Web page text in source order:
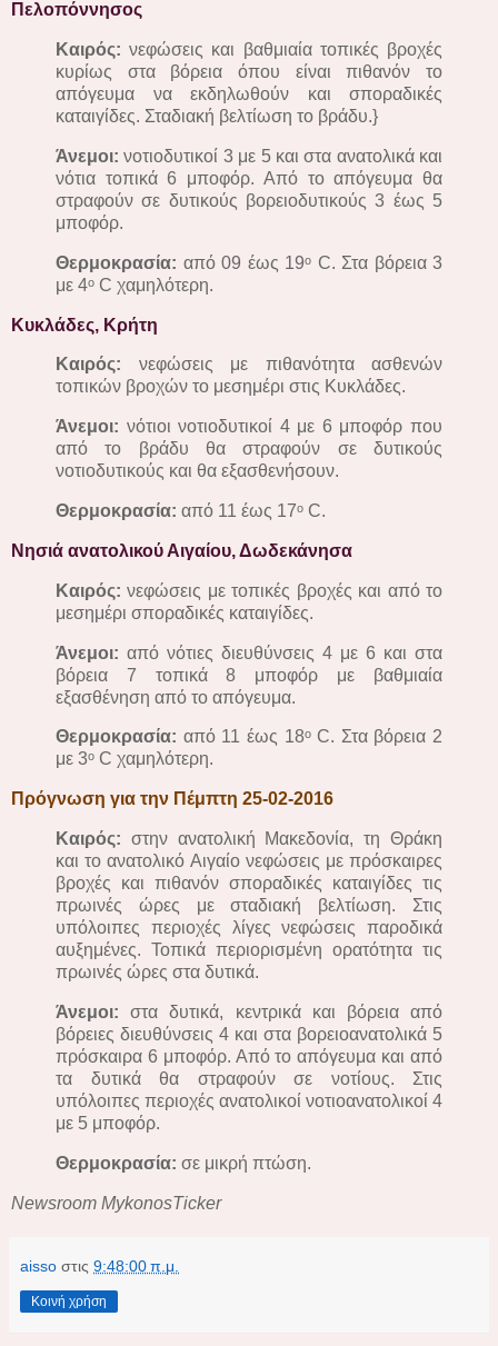
Πελοπόννησος
Καιρός: νεφώσεις και βαθμιαία τοπικές βροχές
κυρίως στα βόρεια όπου είναι πιθανόν το
απόγευμα να εκδηλωθούν και σποραδικές
καταιγίδες. Σταδιακή βελτίωση το βράδυ.}
Άνεμοι: νοτιοδυτικοί 3 με 5 και στα ανατολικά και
νότια τοπικά 6 μποφόρ. Από το απόγευμα θα
στραφούν σε δυτικούς βορειοδυτικούς 3 έως 5
μποφόρ.
Θερμοκρασία: από 09 έως 19ᵒ C. Στα βόρεια 3
με 4ᵒ C χαμηλότερη.
Κυκλάδες, Κρήτη
Καιρός: νεφώσεις με πιθανότητα ασθενών
τοπικών βροχών το μεσημέρι στις Κυκλάδες.
Άνεμοι: νότιοι νοτιοδυτικοί 4 με 6 μποφόρ που
από το βράδυ θα στραφούν σε δυτικούς
νοτιοδυτικούς και θα εξασθενήσουν.
Θερμοκρασία: από 11 έως 17ᵒ C.
Νησιά ανατολικού Αιγαίου, Δωδεκάνησα
Καιρός: νεφώσεις με τοπικές βροχές και από το
μεσημέρι σποραδικές καταιγίδες.
Άνεμοι: από νότιες διευθύνσεις 4 με 6 και στα
βόρεια 7 τοπικά 8 μποφόρ με βαθμιαία
εξασθένηση από το απόγευμα.
Θερμοκρασία: από 11 έως 18ᵒ C. Στα βόρεια 2
με 3ᵒ C χαμηλότερη.
Πρόγνωση για την Πέμπτη 25-02-2016
Καιρός: στην ανατολική Μακεδονία, τη Θράκη
και το ανατολικό Αιγαίο νεφώσεις με πρόσκαιρες
βροχές και πιθανόν σποραδικές καταιγίδες τις
πρωινές ώρες με σταδιακή βελτίωση. Στις
υπόλοιπες περιοχές λίγες νεφώσεις παροδικά
αυξημένες. Τοπικά περιορισμένη ορατότητα τις
πρωινές ώρες στα δυτικά.
Άνεμοι: στα δυτικά, κεντρικά και βόρεια από
βόρειες διευθύνσεις 4 και στα βορειοανατολικά 5
πρόσκαιρα 6 μποφόρ. Από το απόγευμα και από
τα δυτικά θα στραφούν σε νοτίους. Στις
υπόλοιπες περιοχές ανατολικοί νοτιοανατολικοί 4
με 5 μποφόρ.
Θερμοκρασία: σε μικρή πτώση.
Newsroom MykonosTicker
aisso στις 9:48:00 π.μ.
Κοινή χρήση